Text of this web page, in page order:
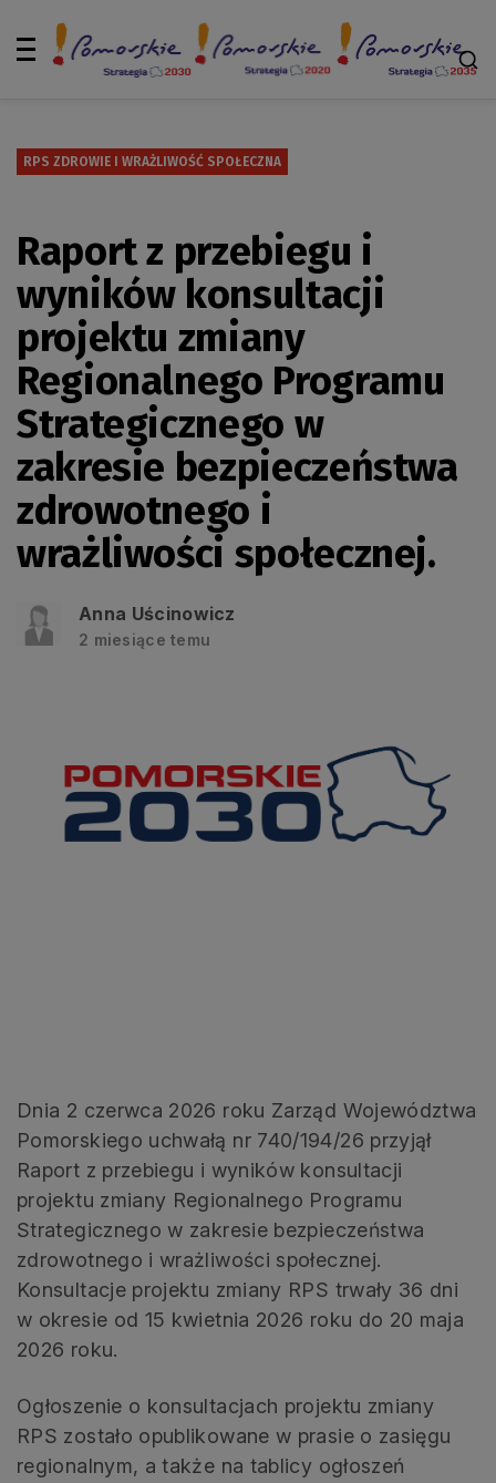
RPS ZDROWIE I WRAŻLIWOŚĆ SPOŁECZNA
Raport z przebiegu i
wyników konsultacji
projektu zmiany
Regionalnego Programu
Strategicznego w
zakresie bezpieczeństwa
zdrowotnego i
wrażliwości społecznej.
Anna Uścinowicz
2 miesiące temu
Dnia 2 czerwca 2026 roku Zarząd Województwa
Pomorskiego uchwałą nr 740/194/26 przyjął
Raport z przebiegu i wyników konsultacji
projektu zmiany Regionalnego Programu
Strategicznego w zakresie bezpieczeństwa
zdrowotnego i wrażliwości społecznej.
Konsultacje projektu zmiany RPS trwały 36 dni
w okresie od 15 kwietnia 2026 roku do 20 maja
2026 roku.
Ogłoszenie o konsultacjach projektu zmiany
RPS zostało opublikowane w prasie o zasięgu
regionalnym, a także na tablicy ogłoszeń